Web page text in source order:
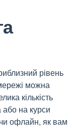
рівень
можна
кількість
на курси
чи офлайн, як вам